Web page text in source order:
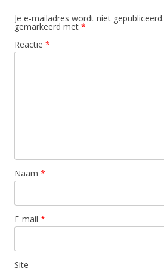
Je e-mailadres wordt niet gepubliceerd.
gemarkeerd met *
Reactie *
Naam *
E-mail *
Site